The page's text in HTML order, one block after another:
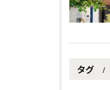
タグ